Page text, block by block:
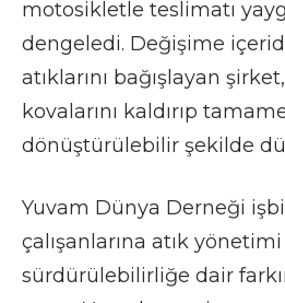
motosikletle teslimatı
dengeledi. Değişime
atıklarını bağışlayan
kovalarını kaldırıp
dönüştürülebilir şekilde
Yuvam Dünya Derneği
çalışanlarına atık
sürdürülebilirliğe dair